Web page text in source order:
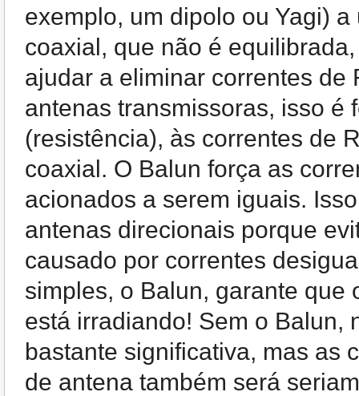
exemplo, um dipolo ou Yagi)
coaxial, que não é
ajudar a eliminar correntes de
antenas transmissoras, isso é
(resistência), às correntes de
coaxial. O Balun força as
acionados a serem iguais.
antenas direcionais porque
causado por correntes
simples, o Balun, garante que
está irradiando! Sem o Balun,
bastante significativa, mas as
de antena também será